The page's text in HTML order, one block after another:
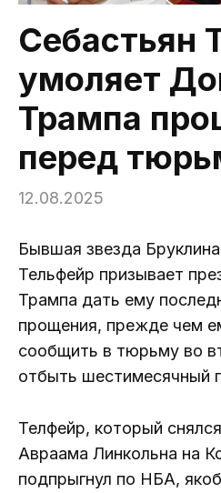
Себастьян
умоляет
Трампа
перед
12.08.2025
Бывшая звезда
Тельфейр призывает
Трампа дать ему
прощения, прежде чем
сообщить в тюрьму во
отбыть шестимесячный
Телфейр, который
Авраама Линкольна на
подпрыгнул по НБА,